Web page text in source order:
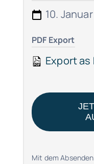
10.
PDF Export
Export as
Mit dem